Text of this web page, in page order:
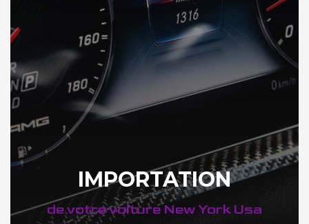
IMPORTATION
de votre voiture New York Usa